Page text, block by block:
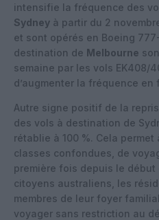
intensifie la fréquence des
Sydney à partir du 2
et sont opérés en Boeing
destination de Melbourne
semaine par les vols EK408/
d’augmenter la fréquence en
Autre signe positif de la
des vols à destination de
rétablie à 100 %. Cela
classes confondues, de
première fois depuis le début
citoyens australiens, les
membres de leur foyer
voyager sans restriction au